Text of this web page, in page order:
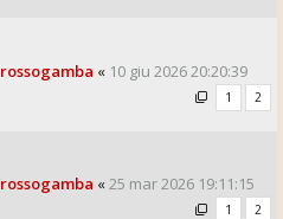
rossogamba « 10 giu 2026 20:20:39
1 2
rossogamba «25 mar 2026 19:11:15
1 2